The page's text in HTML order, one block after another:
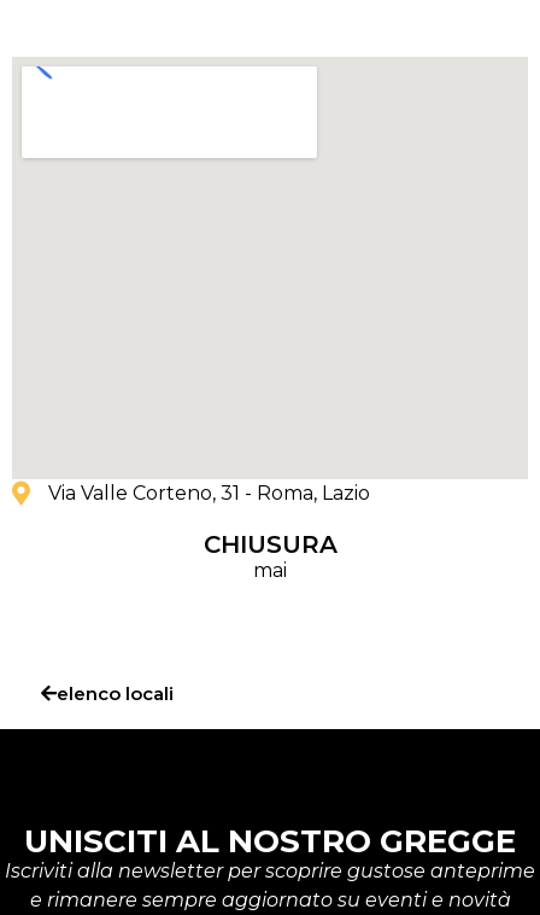
Via Valle Corteno, 31 - Roma, Lazio
CHIUSURA
mai
elenco locali
UNISCITI AL NOSTRO GREGGE
Iscriviti alla newsletter per scoprire gustose anteprime
e rimanere sempre aggiornato su eventi e novità